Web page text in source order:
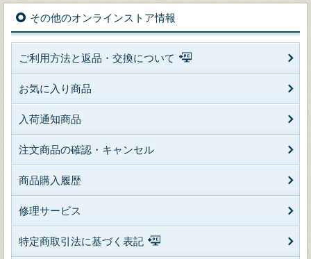
その他のオンラインストア情報
ご利用方法と返品・交換について
お気に入り商品
入荷通知商品
注文商品の確認・キャンセル
商品購入履歴
修理サービス
特定商取引法に基づく表記